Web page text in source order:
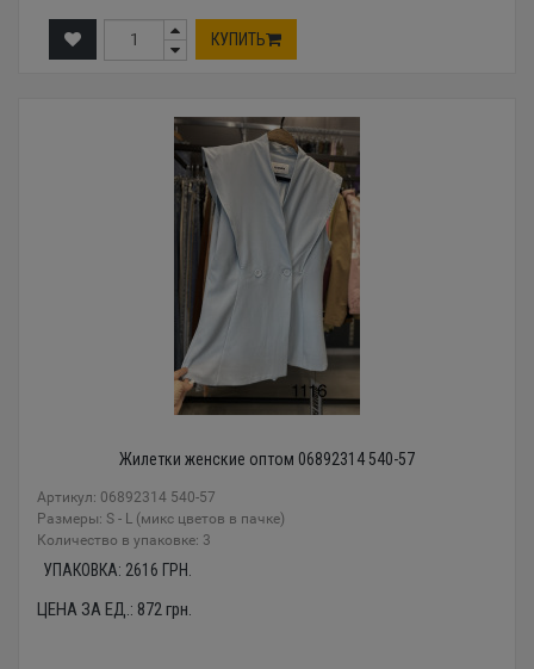
КУПИТЬ
Жилетки женские оптом 06892314 540-57
Артикул: 06892314 540-57
Размеры: S - L (микс цветов в пачке)
Количество в упаковке: 3
УПАКОВКА: 2616 ГРН.
ЦЕНА ЗА ЕД.: 872 грн.